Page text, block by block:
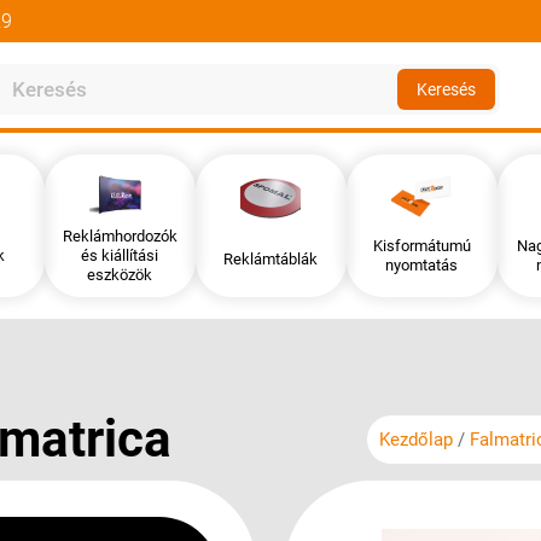
Keresés
Reklámhordozók
és kiállítási
eszközök
Reklámtáblák
Kisformátumú
nyomtatás
Kezdőlap